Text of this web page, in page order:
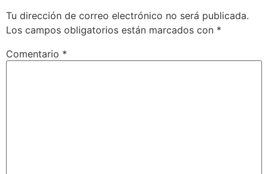
Tu dirección de correo electrónico no será publicada.
Los campos obligatorios están marcados con *
Comentario *